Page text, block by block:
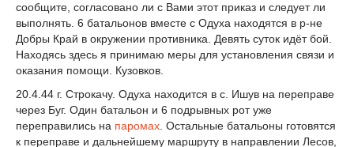
сообщите, согласовано ли с Вами этот приказ и следует ли
выполнять. 6 батальонов вместе с Одуха находятся в р-не
Добры Край в окружении противника. Девять суток идёт бой.
Находясь здесь я принимаю меры для установления связи и
оказания помощи. Кузовков.
20.4.44 г. Строкачу. Одуха находится в с. Ишув на переправе
через Буг. Один батальон и 6 подрывных рот уже
переправились на паромах . Остальные батальоны готовятся
к переправе и дальнейшему маршруту в направлении Лесов,